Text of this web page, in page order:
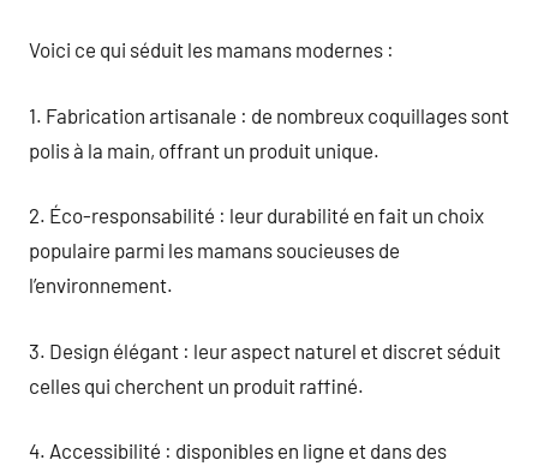
Voici ce qui séduit les mamans modernes :
1. Fabrication artisanale : de nombreux coquillages sont
polis à la main, offrant un produit unique.
2. Éco-responsabilité : leur durabilité en fait un choix
populaire parmi les mamans soucieuses de
l’environnement.
3. Design élégant : leur aspect naturel et discret séduit
celles qui cherchent un produit raffiné.
4. Accessibilité : disponibles en ligne et dans des